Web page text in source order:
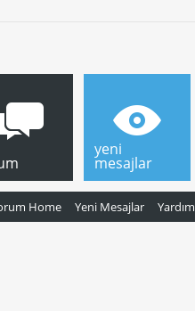
Home Yeni Mesajlar Yardım
yeni
mesajlar